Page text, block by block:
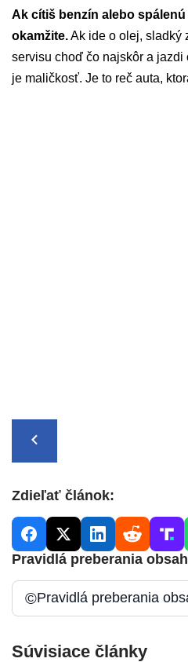
Ak cítiš benzín alebo
okamžite.Ak ide o olej, sladký
servisu choď čo najskôr a jazdi
je maličkosť. Je to reč auta,
Zdieľať článok:
Pravidlá preberania
©Pravidlá preberania
Súvisiace články